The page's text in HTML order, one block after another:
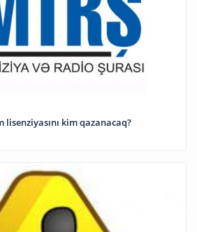
kim qazanacaq?